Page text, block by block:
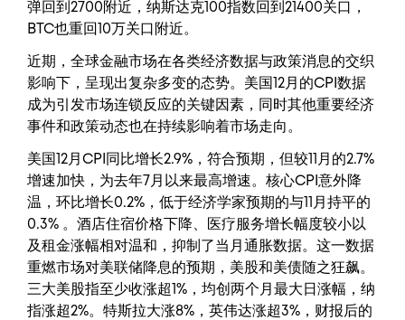
弹回到2700附近，纳斯达克100指数回到21400关口，
BTC也重回10万关口附近。
近期，全球金融市场在各类经济数据与政策消息的交织
影响下，呈现出复杂多变的态势。美国12月的CPI数据
成为引发市场连锁反应的关键因素，同时其他重要经济
事件和政策动态也在持续影响着市场走向。
美国12月CPI同比增长2.9%，符合预期，但较11月的2.7%
增速加快，为去年7月以来最高增速。核心CPI意外降
温，环比增长0.2%，低于经济学家预期的与11月持平的
0.3% 。酒店住宿价格下降、医疗服务增长幅度较小以
及租金涨幅相对温和，抑制了当月通胀数据。这一数据
重燃市场对美联储降息的预期，美股和美债随之狂飙。
三大美股指至少收涨超1%，均创两个月最大日涨幅，纳
指涨超2%。特斯拉大涨8%，英伟达涨超3%，财报后的